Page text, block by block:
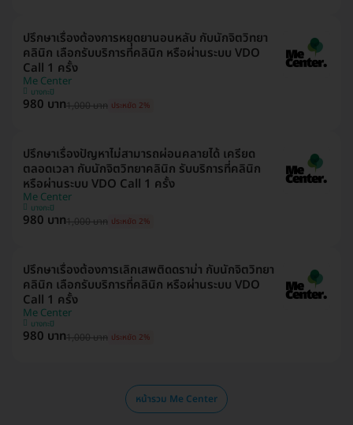
ปรึกษาเรื่องต้องการหยุดยานอนหลับ กับนักจิตวิทยา
คลินิก เลือกรับบริการที่คลินิก หรือผ่านระบบ VDO
Call 1 ครั้ง
Me Center
บางกะปิ
980 บาท1,000 บาท ประหยัด 2%
ปรึกษาเรื่องปัญหาไม่สามารถผ่อนคลายได้ เครียด
ตลอดเวลา กับนักจิตวิทยาคลินิก รับบริการที่คลินิก
หรือผ่านระบบ VDO Call 1 ครั้ง
Me Center
บางกะปิ
980 บาท1,000 บาท ประหยัด 2%
ปรึกษาเรื่องต้องการเลิกเสพติดดราม่า กับนักจิตวิทยา
คลินิก เลือกรับบริการที่คลินิก หรือผ่านระบบ VDO
Call 1 ครั้ง
Me Center
บางกะปิ
980 บาท1,000 บาท ประหยัด 2%
หน้ารวม Me Center